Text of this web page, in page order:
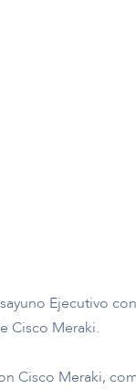
Ejecutivo
Cisco Meraki.
Cisco Meraki,